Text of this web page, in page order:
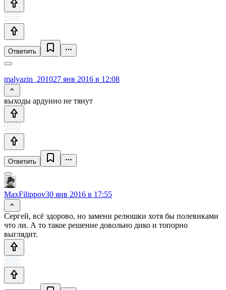
Ответить
malyazin_201027 янв 2016 в 12:08
выходы ардуино не тянут
Ответить
MaxFilippov30 янв 2016 в 17:55
Сергей, всё здорово, но замени релюшки хотя бы полевиками
что ли. А то такое решение довольно дико и топорно
выглядит.